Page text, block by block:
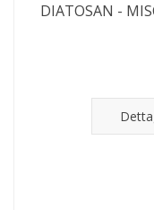
DIATOSAN -